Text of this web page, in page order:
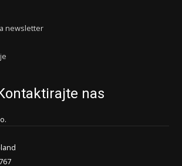
newsletter
nas